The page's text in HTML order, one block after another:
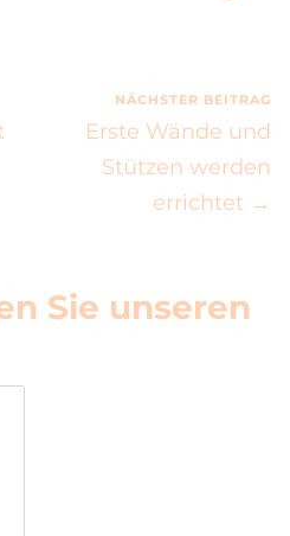
NÄCHSTER BEITRAG
Erste Wände und
Stützen werden
errichtet →
Sie unseren